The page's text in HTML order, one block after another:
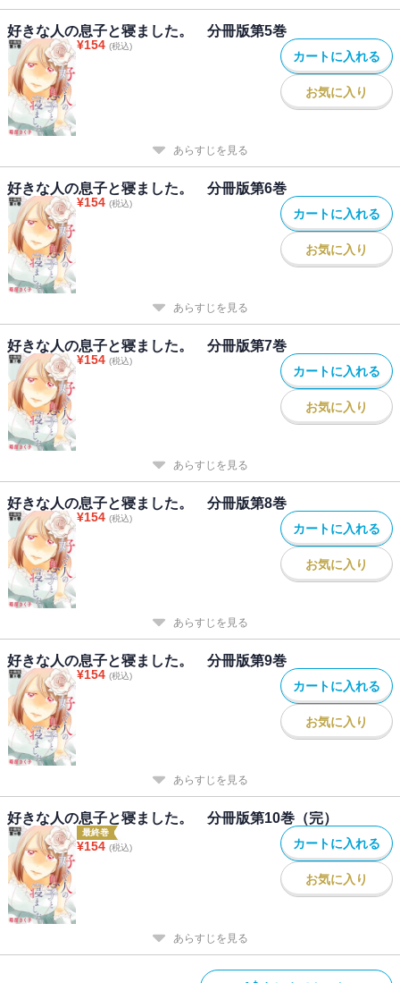
好きな人の息子と寝ました。 分冊版第5巻
¥154 (税込)
カートに入れる
お気に入り
あらすじを見る
好きな人の息子と寝ました。 分冊版第6巻
¥154 (税込)
カートに入れる
お気に入り
あらすじを見る
好きな人の息子と寝ました。 分冊版第7巻
¥154 (税込)
カートに入れる
お気に入り
あらすじを見る
好きな人の息子と寝ました。 分冊版第8巻
¥154 (税込)
カートに入れる
お気に入り
あらすじを見る
好きな人の息子と寝ました。 分冊版第9巻
¥154 (税込)
カートに入れる
お気に入り
あらすじを見る
好きな人の息子と寝ました。 分冊版第10巻（完）
最終巻
¥154 (税込) カートに入れる
お気に入り
あらすじを見る